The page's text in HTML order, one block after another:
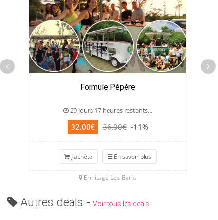
Formule Pépère
29 jours 17 heures restants...
32.00€ 36.00€ -11%
J'achète En savoir plus
Ermitage-Les-Bains
Autres deals - Voir tous les deals